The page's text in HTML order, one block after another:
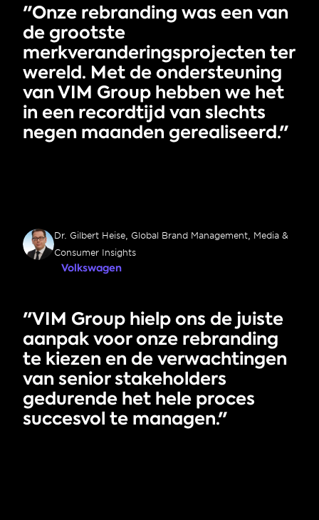
"Onze rebranding was een van
de grootste
merkveranderingsprojecten ter
wereld. Met de ondersteuning
van VIM Group hebben we het
in een recordtijd van slechts
negen maanden gerealiseerd."
Dr. Gilbert Heise, Global Brand Management, Media &
Consumer Insights
Volkswagen
"VIM Group hielp ons de juiste
aanpak voor onze rebranding
te kiezen en de verwachtingen
van senior stakeholders
gedurende het hele proces
succesvol te managen."